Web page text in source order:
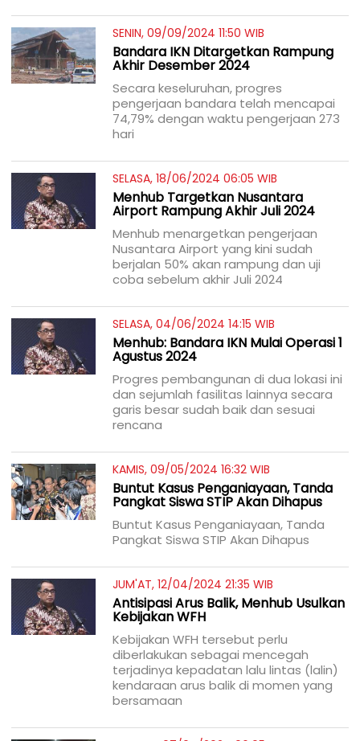
SENIN, 09/09/2024 11:50 WIB
Bandara IKN Ditargetkan Rampung
Akhir Desember 2024
Secara keseluruhan, progres
pengerjaan bandara telah mencapai
74,79% dengan waktu pengerjaan 273
hari
SELASA, 18/06/2024 06:05 WIB
Menhub Targetkan Nusantara
Airport Rampung Akhir Juli 2024
Menhub menargetkan pengerjaan
Nusantara Airport yang kini sudah
berjalan 50% akan rampung dan uji
coba sebelum akhir Juli 2024
SELASA, 04/06/2024 14:15 WIB
Menhub: Bandara IKN Mulai Operasi 1
Agustus 2024
Progres pembangunan di dua lokasi ini
dan sejumlah fasilitas lainnya secara
garis besar sudah baik dan sesuai
rencana
KAMIS, 09/05/2024 16:32 WIB
Buntut Kasus Penganiayaan, Tanda
Pangkat Siswa STIP Akan Dihapus
Buntut Kasus Penganiayaan, Tanda
Pangkat Siswa STIP Akan Dihapus
JUM'AT, 12/04/2024 21:35 WIB
Antisipasi Arus Balik, Menhub Usulkan
Kebijakan WFH
Kebijakan WFH tersebut perlu
diberlakukan sebagai mencegah
terjadinya kepadatan lalu lintas (lalin)
kendaraan arus balik di momen yang
bersamaan